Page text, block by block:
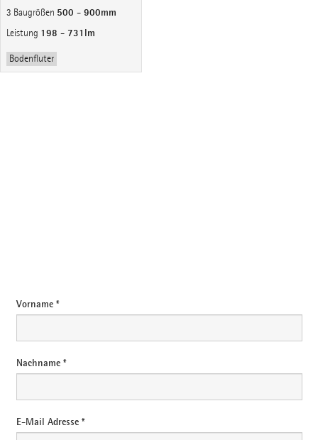
3 Baugrößen 500 - 900mm
Leistung 198 - 731lm
Bodenfluter
Vorname *
Nachname *
E-Mail Adresse *